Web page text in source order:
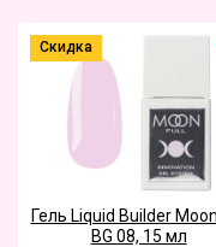
Скидка
Гель Liquid Builder Moon
BG 08, 15 мл